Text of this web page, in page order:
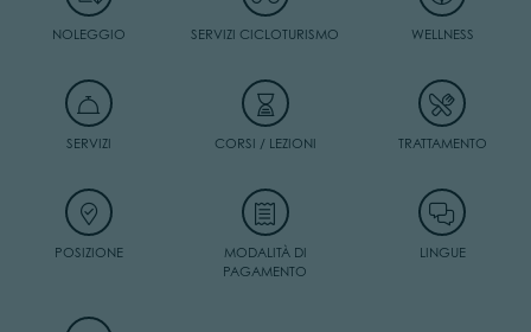
NOLEGGIO SERVIZI CICLOTURISMO WELLNESS
SERVIZI CORSI / LEZIONI TRATTAMENTO
POSIZIONE
MODALITÀ DI
PAGAMENTO
LINGUE